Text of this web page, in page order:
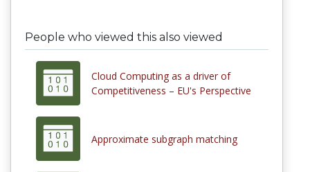
People who viewed this also viewed
Cloud Computing as a driver of
Competitiveness – EU's Perspective
Approximate subgraph matching